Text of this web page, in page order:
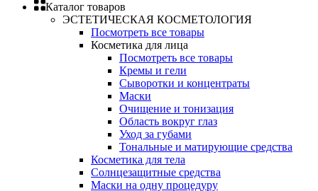
Каталог товаров
ЭСТЕТИЧЕСКАЯ КОСМЕТОЛОГИЯ
Посмотреть все товары
Косметика для лица
Посмотреть все товары
Кремы и гели
Сыворотки и концентраты
Маски
Очищение и тонизация
Область вокруг глаз
Уход за губами
Тональные и матирующие средства
Косметика для тела
Солнцезащитные средства
Маски на одну процедуру